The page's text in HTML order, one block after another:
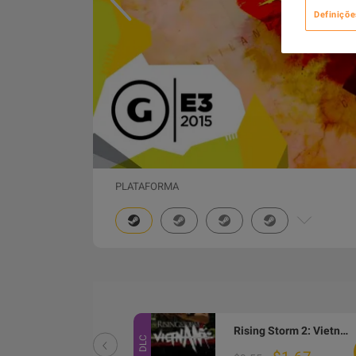
PLATAFORMA
DLC
Rising Storm 2: Vietnam - Uncle Ho's Heroes DLC Steam CD Key